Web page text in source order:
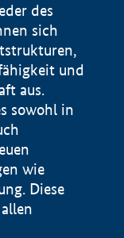
des
sich
und
aus.
sowohl in
wie
Diese